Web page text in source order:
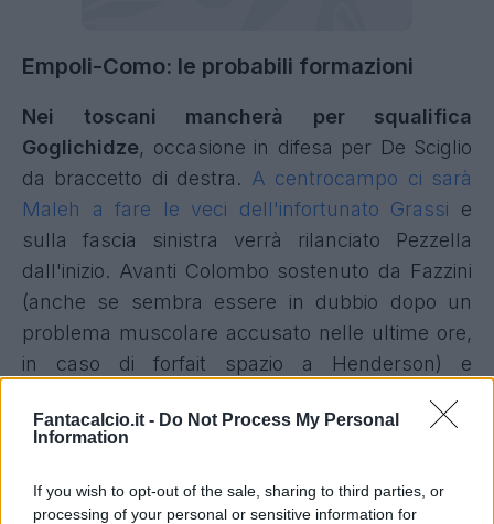
Fantacalcio.it - Do Not Process My Personal
Information
If you wish to opt-out of the sale, sharing to third parties, or
processing of your personal or sensitive information for
Empoli-Como: le probabili formazioni
Nei toscani mancherà per squalifica
Goglichidze, occasione in difesa per De Sciglio
da braccetto di destra. A centrocampo ci sarà
Maleh a fare le veci dell'infortunato Grassi e
sulla fascia sinistra verrà rilanciato Pezzella
dall'inizio. Avanti Colombo sostenuto da Fazzini
(anche se sembra essere in dubbio dopo un
problema muscolare accusato nelle ultime ore,
in caso di forfait spazio a Henderson) e
Nei lariani è squalificato Braunoder,
per noie fisiche; a centrocampo troverà una